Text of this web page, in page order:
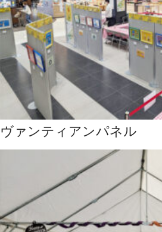
ヴァンティアンパネル